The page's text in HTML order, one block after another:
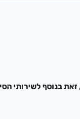
בנוסף לשירותי